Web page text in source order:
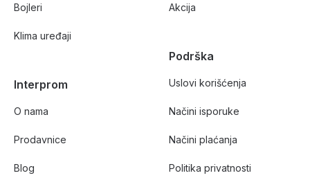
Bojleri
Klima uređaji
Interprom
O nama
Prodavnice
Blog
Akcija
Podrška
Uslovi korišćenja
Načini isporuke
Načini plaćanja
Politika privatnosti